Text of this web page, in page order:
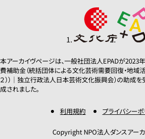
本アーカイヴページは、一般社団法人EPADが
費補助金（統括団体による文化芸術需要回復・地域
２））｜独立行政法人日本芸術文化振興会）の助成
成されました。
利用規約 プライバシー
Copyright NPO法人ダンスアー